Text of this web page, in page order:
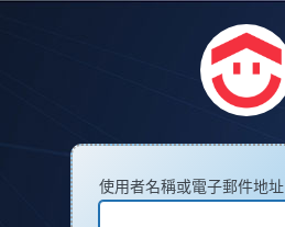
使用者名稱或電子郵件地址